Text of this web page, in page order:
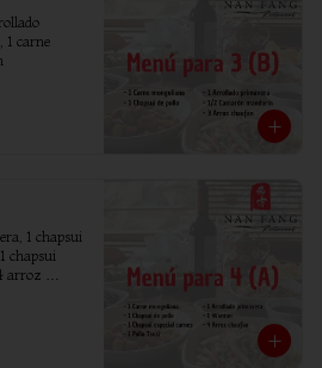
1 carne
1 chapsui
chapsui
arroz